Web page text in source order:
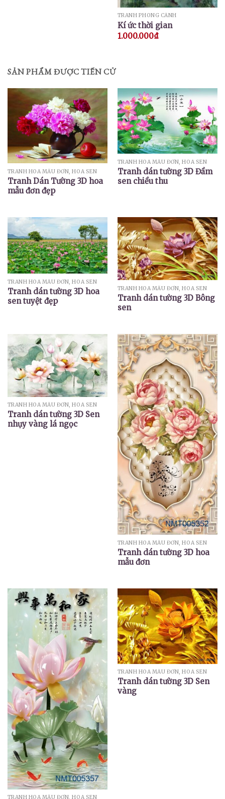
TRANH PHONG CẢNH
Kí ức thời gian
1.000.000₫
SẢN PHẨM ĐƯỢC TIẾN CỬ
TRANH HOA MẪU ĐƠN, HOA SEN
Tranh Dán Tường 3D hoa
mẫu đơn đẹp
TRANH HOA MẪU ĐƠN, HOA SEN
Tranh dán tường 3D Đầm
sen chiều thu
TRANH HOA MẪU ĐƠN, HOA SEN
Tranh dán tường 3D hoa
sen tuyệt đẹp
TRANH HOA MẪU ĐƠN, HOA SEN
Tranh dán tường 3D Bông
sen
TRANH HOA MẪU ĐƠN, HOA SEN
Tranh dán tường 3D Sen
nhụy vàng lá ngọc
TRANH HOA MẪU ĐƠN, HOA SEN
Tranh dán tường 3D hoa
mẫu đơn
TRANH HOA MẪU ĐƠN, HOA SEN
TRANH HOA MẪU ĐƠN, HOA SEN
Tranh dán tường 3D Sen
vàng